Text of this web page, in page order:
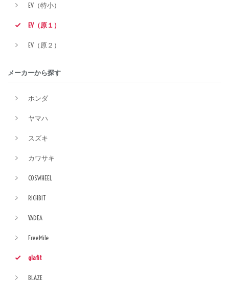
EV（特小）
EV（原１）
EV（原２）
メーカーから探す
ホンダ
ヤマハ
スズキ
カワサキ
COSWHEEL
RICHBIT
YADEA
FreeMile
glafit
BLAZE